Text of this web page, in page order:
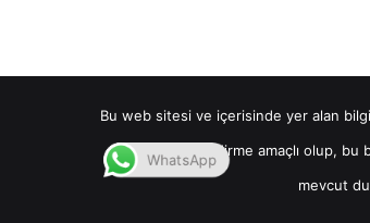
Bu web sitesi ve içerisinde yer alan
sadece bilgilendirme amaçlı olup, bu
mevcut
WhatsApp